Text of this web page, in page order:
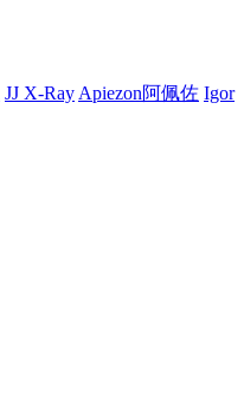
JJ X-Ray Apiezon阿佩佐 Igor